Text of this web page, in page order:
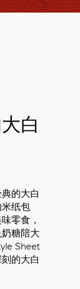
白
的大白
纸包
零食，
糖陪大
Sheet
的大白